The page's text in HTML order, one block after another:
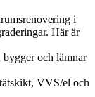
i
Här är
och lämnar
VVS/el och